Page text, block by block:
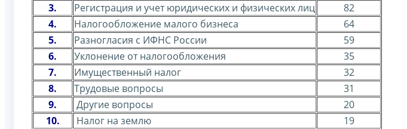
3.
Регистрация и учет юридических и физических лиц
82
4.
Налогообложение малого бизнеса
64
5.
Разногласия с ИФНС России
59
6.
Уклонение от налогообложения
35
7.
Имущественный налог
32
8.
Трудовые вопросы
31
9.
Другие вопросы
20
10.
Налог на землю
19